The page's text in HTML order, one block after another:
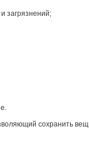
загрязнений;
сохранить